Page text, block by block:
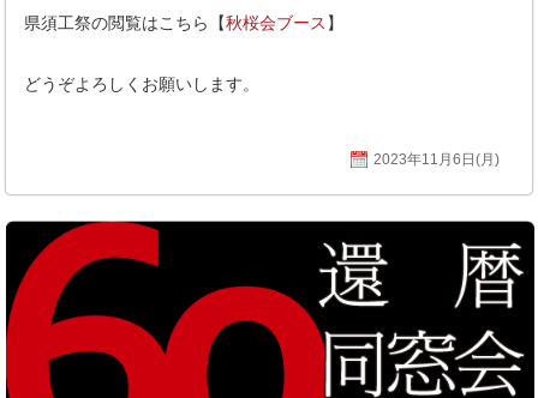
県須工祭の閲覧はこちら【秋桜会ブース 】
どうぞよろしくお願いします。
2023年11月6日(月)